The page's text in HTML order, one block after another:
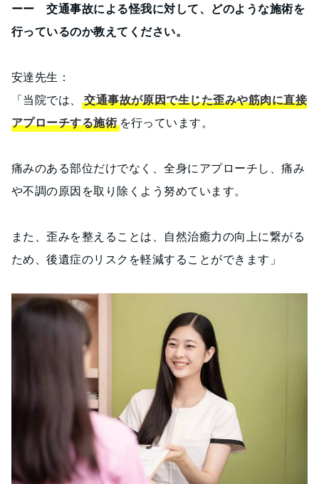
ーー 交通事故による怪我に対して、どのような施術を
行っているのか教えてください。
安達先生：
「当院では、
交通事故が原因で生じた歪みや筋肉に直接
アプローチする施術を行っています。
痛みのある部位だけでなく、全身にアプローチし、痛み
や不調の原因を取り除くよう努めています。
また、歪みを整えることは、自然治癒力の向上に繋がる
ため、後遺症のリスクを軽減することができます」